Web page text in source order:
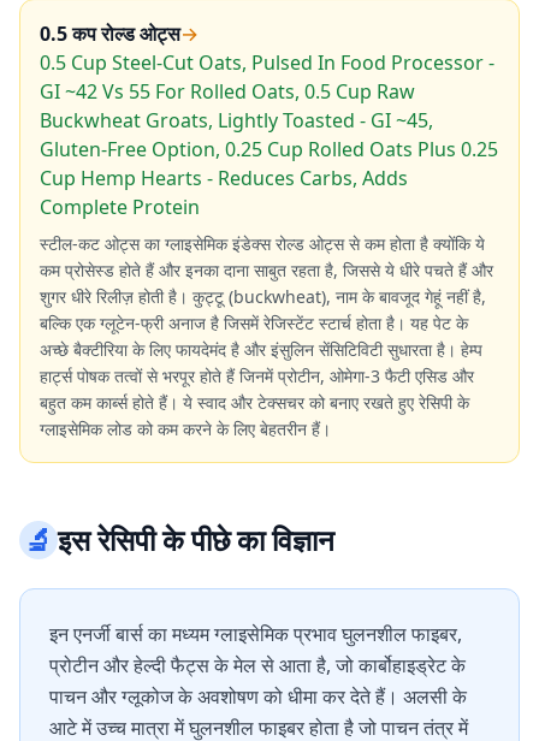
0.5 कप रोल्ड ओट्स→
0.5 Cup Steel-Cut Oats, Pulsed In Food Processor -
GI ~42 Vs 55 For Rolled Oats, 0.5 Cup Raw
Buckwheat Groats, Lightly Toasted - GI ~45,
Gluten-Free Option, 0.25 Cup Rolled Oats Plus 0.25
Cup Hemp Hearts - Reduces Carbs, Adds
Complete Protein
स्टील-कट ओट्स का ग्लाइसेमिक इंडेक्स रोल्ड ओट्स से कम होता है क्योंकि ये
कम प्रोसेस्ड होते हैं और इनका दाना साबुत रहता है, जिससे ये धीरे पचते हैं और
शुगर धीरे रिलीज़ होती है। कुट्टू (buckwheat), नाम के बावजूद गेहूं नहीं है,
बल्कि एक ग्लूटेन-फ्री अनाज है जिसमें रेजिस्टेंट स्टार्च होता है। यह पेट के
अच्छे बैक्टीरिया के लिए फायदेमंद है और इंसुलिन सेंसिटिविटी सुधारता है। हेम्प
हार्ट्स पोषक तत्वों से भरपूर होते हैं जिनमें प्रोटीन, ओमेगा-3 फैटी एसिड और
बहुत कम कार्ब्स होते हैं। ये स्वाद और टेक्सचर को बनाए रखते हुए रेसिपी के
ग्लाइसेमिक लोड को कम करने के लिए बेहतरीन हैं।
🔬इस रेसिपी के पीछे का विज्ञान
इन एनर्जी बार्स का मध्यम ग्लाइसेमिक प्रभाव घुलनशील फाइबर,
प्रोटीन और हेल्दी फैट्स के मेल से आता है, जो कार्बोहाइड्रेट के
पाचन और ग्लूकोज के अवशोषण को धीमा कर देते हैं। अलसी के
आटे में उच्च मात्रा में घुलनशील फाइबर होता है जो पाचन तंत्र में